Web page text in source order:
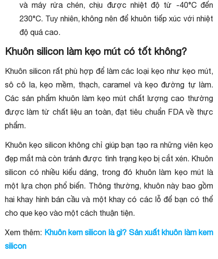
và máy rửa chén, chịu được nhiệt độ từ -40°C đến
230°C. Tuy nhiên, không nên để khuôn tiếp xúc với nhiệt
độ quá cao.
Khuôn silicon làm kẹo mút có tốt không?
Khuôn silicon rất phù hợp để làm các loại kẹo như kẹo mút,
sô cô la, kẹo mềm, thạch, caramel và kẹo đường tự làm.
Các sản phẩm khuôn làm kẹo mút chất lượng cao thường
được làm từ chất liệu an toàn, đạt tiêu chuẩn FDA về thực
phẩm.
Khuôn kẹo silicon không chỉ giúp bạn tạo ra những viên kẹo
đẹp mắt mà còn tránh được tình trạng kẹo bị cắt xén. Khuôn
silicon có nhiều kiểu dáng, trong đó khuôn làm kẹo mút là
một lựa chọn phổ biến. Thông thường, khuôn này bao gồm
hai khay hình bán cầu và một khay có các lỗ để bạn có thể
cho que kẹo vào một cách thuận tiện.
Xem thêm: Khuôn kem silicon là gì? Sản xuất khuôn làm kem
silicon